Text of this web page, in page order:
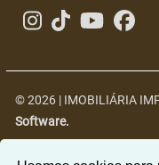
© 2026 | IMOBILIÁRIA
Software.